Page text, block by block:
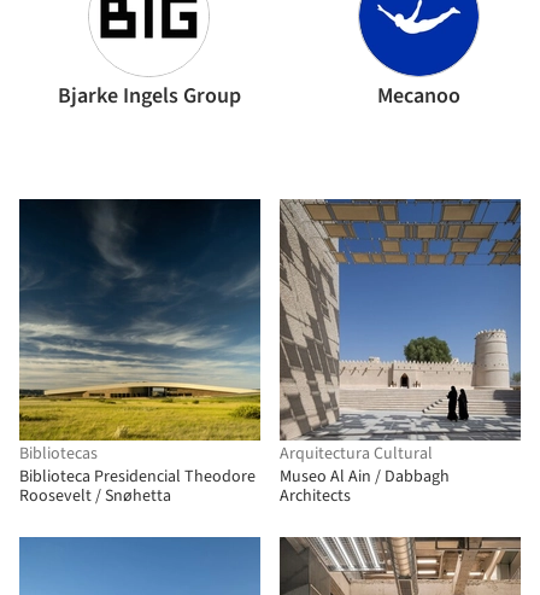
Bjarke Ingels Group Mecanoo
Bibliotecas
Biblioteca Presidencial Theodore
Roosevelt / Snøhetta
Arquitectura Cultural
Museo Al Ain / Dabbagh
Architects